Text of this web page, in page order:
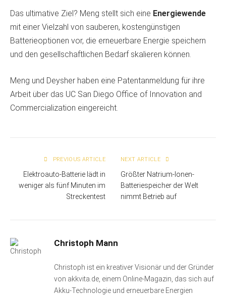
Das ultimative Ziel? Meng stellt sich eine Energiewende
mit einer Vielzahl von sauberen, kostengünstigen
Batterieoptionen vor, die erneuerbare Energie speichern
und den gesellschaftlichen Bedarf skalieren können.
Meng und Deysher haben eine Patentanmeldung für ihre
Arbeit über das UC San Diego Office of Innovation and
Commercialization eingereicht.
PREVIOUS ARTICLE
Elektroauto-Batterie lädt in
weniger als fünf Minuten im
Streckentest
NEXT ARTICLE
Größter Natrium-Ionen-
Batteriespeicher der Welt
nimmt Betrieb auf
Christoph Mann
Christoph ist ein kreativer Visionär und der Gründer
von akkvita.de, einem Online-Magazin, das sich auf
Akku-Technologie und erneuerbare Energien